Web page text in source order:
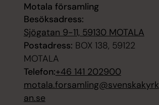
Motala församling
Besöksadress:
Sjögatan 9-11, 59130 MOTALA
Postadress: BOX 138, 59122
MOTALA
Telefon:+46 141 202900
motala.forsamling@svenskakyrk
an.se